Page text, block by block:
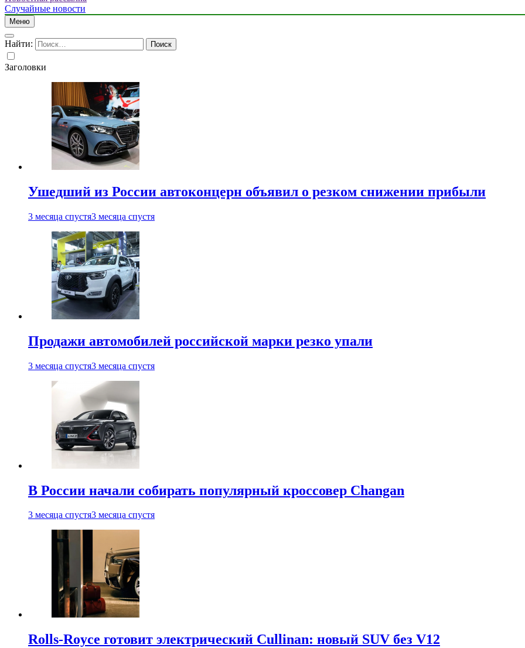
Случайные новости
Меню
Найти:
Заголовки
Ушедший из России автоконцерн объявил о резком снижении прибыли
3 месяца спустя3 месяца спустя
Продажи автомобилей российской марки резко упали
3 месяца спустя3 месяца спустя
В России начали собирать популярный кроссовер Changan
3 месяца спустя3 месяца спустя
Rolls-Royce готовит электрический Cullinan: новый SUV без V12